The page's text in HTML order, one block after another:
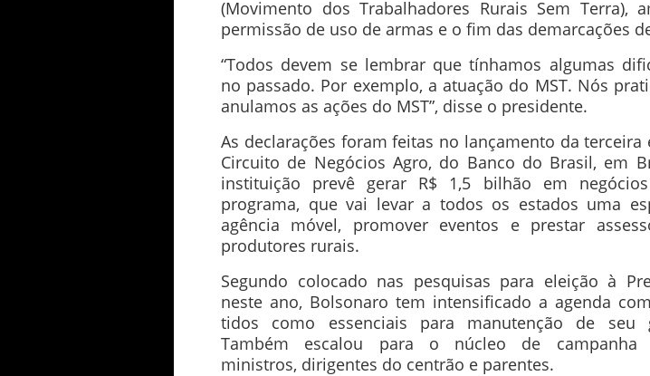
(Movimento dos Trabalhadores Rurais Sem Terra),
permissão de uso de armas e o fim das demarcações
“Todos devem se lembrar que tínhamos algumas
no passado. Por exemplo, a atuação do MST. Nós
anulamos as ações do MST”, disse o presidente.
As declarações foram feitas no lançamento da terceira
Circuito de Negócios Agro, do Banco do Brasil, em
instituição prevê gerar R$ 1,5 bilhão em
programa, que vai levar a todos os estados uma
agência móvel, promover eventos e prestar
produtores rurais.
Segundo colocado nas pesquisas para eleição à
neste ano, Bolsonaro tem intensificado a agenda
tidos como essenciais para manutenção de seu
Também escalou para o núcleo de campanha
ministros, dirigentes do centrão e parentes.